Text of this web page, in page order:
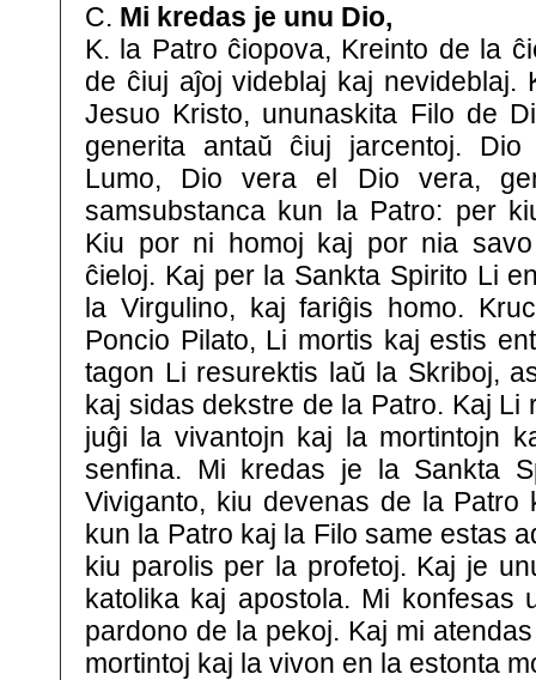
C. Mi kredas je unu Dio,
K. la Patro ĉiopova, Kreinto de la
de ĉiuj aĵoj videblaj kaj nevideblaj.
Jesuo Kristo, ununaskita Filo de
generita antaŭ ĉiuj jarcentoj.
Lumo, Dio vera el Dio vera,
samsubstanca kun la Patro: per
Kiu por ni homoj kaj por nia
ĉieloj. Kaj per la Sankta Spirito Li
la Virgulino, kaj fariĝis homo.
Poncio Pilato, Li mortis kaj estis
tagon Li resurektis laŭ la Skriboj,
kaj sidas dekstre de la Patro. Kaj Li
juĝi la vivantojn kaj la mortintojn
senfina. Mi kredas je la Sankta
Viviganto, kiu devenas de la Patro
kun la Patro kaj la Filo same estas
kiu parolis per la profetoj. Kaj je
katolika kaj apostola. Mi konfesas
pardono de la pekoj. Kaj mi
mortintoj kaj la vivon en la estonta